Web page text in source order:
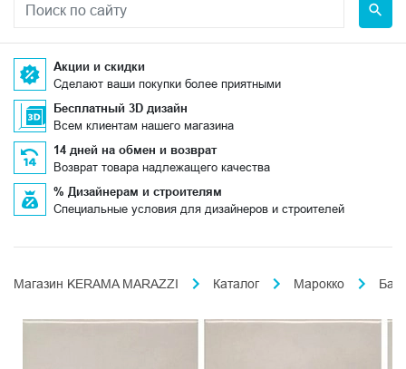
Акции и скидки
Сделают ваши покупки более приятными
Бесплатный 3D дизайн
Всем клиентам нашего магазина
14 дней на обмен и возврат
Возврат товара надлежащего качества
% Дизайнерам и строителям
Специальные условия для дизайнеров и строителей
Магазин KERAMA MARAZZI Каталог Марокко